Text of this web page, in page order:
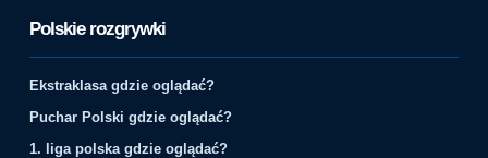
Polskie rozgrywki
Ekstraklasa gdzie oglądać?
Puchar Polski gdzie oglądać?
1. liga polska gdzie oglądać?